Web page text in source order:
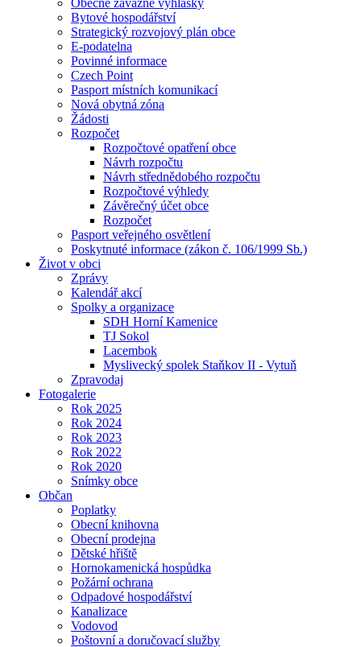
Obecně závazné vyhlášky
Bytové hospodářství
Strategický rozvojový plán obce
E-podatelna
Povinné informace
Czech Point
Pasport místních komunikací
Nová obytná zóna
Žádosti
Rozpočet
Rozpočtové opatření obce
Návrh rozpočtu
Návrh střednědobého rozpočtu
Rozpočtové výhledy
Závěrečný účet obce
Rozpočet
Pasport veřejného osvětlení
Poskytnuté informace (zákon č. 106/1999 Sb.)
Život v obci
Zprávy
Kalendář akcí
Spolky a organizace
SDH Horní Kamenice
TJ Sokol
Lacembok
Myslivecký spolek Staňkov II - Vytuň
Zpravodaj
Fotogalerie
Rok 2025
Rok 2024
Rok 2023
Rok 2022
Rok 2020
Snímky obce
Občan
Poplatky
Obecní knihovna
Obecní prodejna
Dětské hřiště
Hornokamenická hospůdka
Požární ochrana
Odpadové hospodářství
Kanalizace
Vodovod
Poštovní a doručovací služby